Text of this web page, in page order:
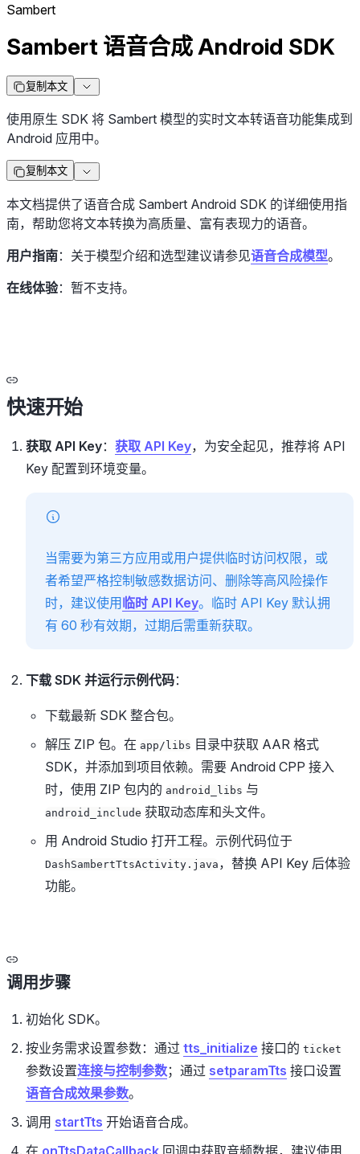
Sambert
Sambert 语音合成 Android SDK
复制本文
使用原生 SDK 将 Sambert 模型的实时文本转语音功能集成到
Android 应用中。
复制本文
本文档提供了语音合成 Sambert Android SDK 的详细使用指
南，帮助您将文本转换为高质量、富有表现力的语音。
用户指南：关于模型介绍和选型建议请参见语音合成模型。
在线体验：暂不支持。
快速开始
获取 API Key： 获取 API Key，为安全起见，推荐将 API
Key 配置到环境变量。
当需要为第三方应用或用户提供临时访问权限，或
者希望严格控制敏感数据访问、删除等高风险操作
时，建议使用临时 API Key。临时 API Key 默认拥
有 60 秒有效期，过期后需重新获取。
下载 SDK 并运行示例代码：
下载最新 SDK 整合包。
解压 ZIP 包。在 app/libs 目录中获取 AAR 格式
SDK，并添加到项目依赖。需要 Android CPP 接入
时，使用 ZIP 包内的 android_libs 与
android_include 获取动态库和头文件。
用 Android Studio 打开工程。示例代码位于
DashSambertTtsActivity.java ，替换 API Key 后体验
功能。
调用步骤
初始化 SDK。
按业务需求设置参数：通过 tts_initialize 接口的 ticket
参数设置连接与控制参数；通过 setparamTts 接口设置
语音合成效果参数。
调用 startTts 开始语音合成。
在 onTtsDataCallback 回调中获取音频数据，建议使用